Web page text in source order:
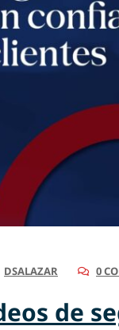
DSALAZAR 0
de